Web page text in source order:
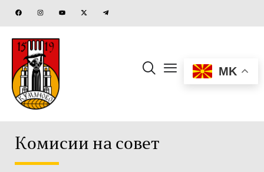
MK
Комисии на совет